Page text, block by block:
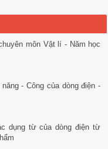
môn Vật lí - Năm học
- Công của dòng điện -
dụng từ của dòng điện từ